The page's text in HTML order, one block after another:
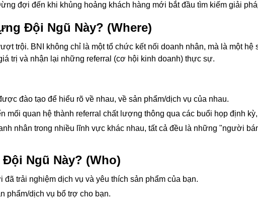
đợi đến khi khủng hoảng khách hàng mới bắt đầu tìm kiếm giải
Đội Ngũ Này? (Where)
trội. BNI không chỉ là một tổ chức kết nối doanh nhân, mà là một
trị và nhận lại những referral (cơ hội kinh doanh) thực sự.
đào tạo để hiểu rõ về nhau, về sản phẩm/dịch vụ của nhau.
mối quan hệ thành referral chất lượng thông qua các buổi họp định
nhân trong nhiều lĩnh vực khác nhau, tất cả đều là những "người
Ngũ Này? (Who)
đã trải nghiệm dịch vụ và yêu thích sản phẩm của bạn.
phẩm/dịch vụ bổ trợ cho bạn.